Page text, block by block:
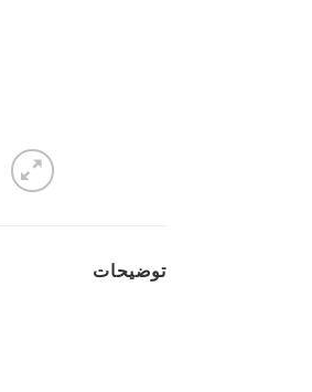
توضیحات